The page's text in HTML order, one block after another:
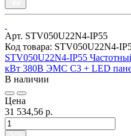
Арт. STV050U22N4-IP55
Код товара: STV050U22N4-
STV050U22N4-IP55
кВт 380В ЭМС С3 + LED
В наличии
Цена
31 534,56 р.